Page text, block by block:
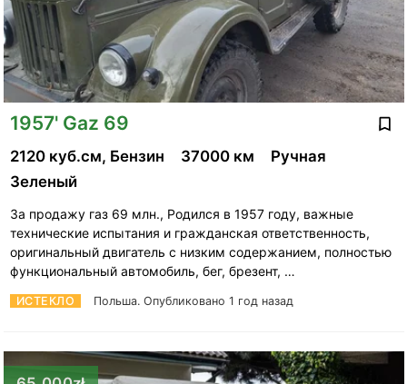
1957' Gaz 69
ИСТЕКЛО Польша. Опубликовано 1 год назад
2120 куб.см, Бензин 37000 км
Ручная
Зеленый
За продажу газ 69 млн., Родился в 1957 году, важные
технические испытания и гражданская ответственность,
оригинальный двигатель с низким содержанием, полностью
функциональный автомобиль, бег, брезент, …